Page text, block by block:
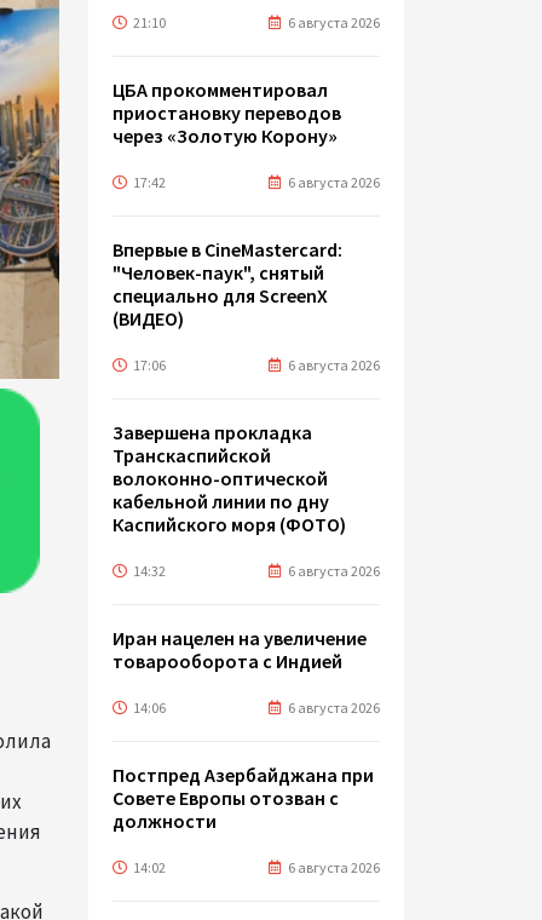
21:10 6 августа 2026
ЦБА прокомментировал
приостановку переводов
через «Золотую Корону»
17:42 6 августа 2026
Впервые в CineMastercard:
"Человек-паук", снятый
специально для ScreenX
(ВИДЕО)
17:06 6 августа 2026
Завершена прокладка
Транскаспийской
волоконно-оптической
кабельной линии по дну
Каспийского моря (ФОТО)
14:32 6 августа 2026
Иран нацелен на увеличение
товарооборота с Индией
14:06 6 августа 2026
Постпред Азербайджана при
Совете Европы отозван с
должности
14:02 6 августа 2026